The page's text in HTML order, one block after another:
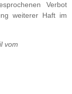
Verbot
weiterer Haft im
vom